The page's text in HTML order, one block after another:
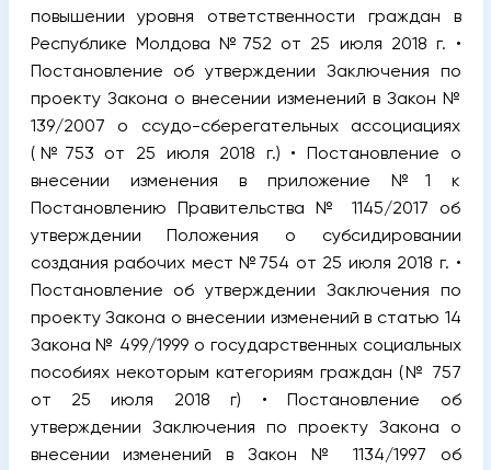
повышении уровня ответственности граждан в
Республике Молдова №752 от 25 июля 2018 г. •
Постановление об утверждении Заключения по
проекту Закона о внесении изменений в Закон №
139/2007 о ссудо-сберегательных ассоциациях
(№753 от 25 июля 2018 г.) • Постановление о
внесении изменения в приложение №1 к
Постановлению Правительства № 1145/2017 об
утверждении Положения о субсидировании
создания рабочих мест №754 от 25 июля 2018 г. •
Постановление об утверждении Заключения по
проекту Закона о внесении изменений в статью 14
Закона № 499/1999 о государственных социальных
пособиях некоторым категориям граждан (№ 757
от 25 июля 2018 г) • Постановление об
утверждении Заключения по проекту Закона о
внесении изменений в Закон № 1134/1997 об